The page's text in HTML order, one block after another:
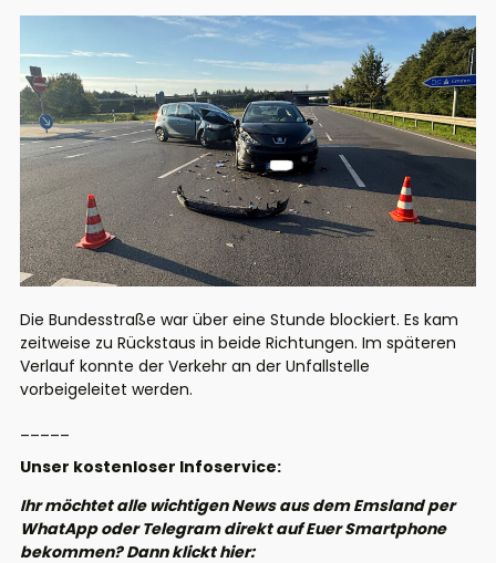
Die Bundesstraße war über eine Stunde blockiert. Es kam
zeitweise zu Rückstaus in beide Richtungen. Im späteren
Verlauf konnte der Verkehr an der Unfallstelle
vorbeigeleitet werden.
Unser kostenloser Infoservice:
Ihr möchtet alle wichtigen News aus dem Emsland per
WhatApp oder Telegram direkt auf Euer Smartphone
bekommen? Dann klickt hier: